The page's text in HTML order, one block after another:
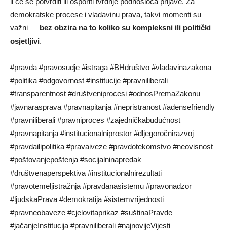
demokratske procese i vladavinu prava, takvi momenti su
važni — bez obzira na to koliko su kompleksni ili politički
osjetljivi.
#pravda #pravosudje #istraga #BHdruštvo #vladavinazakona
#politika #odgovornost #institucije #pravniliberali
#transparentnost #društveniprocesi #odnosPremaZakonu
#javnarasprava #pravnapitanja #nepristranost #adensefriendly
#pravniliberali #pravniproces #zajedničkabudućnost
#pravnapitanja #institucionalniprostor #dljegoročnirazvoj
#pravdailipolitika #pravaiveze #pravdotekomstvo #neovisnost
#poštovanjepoštenja #socijalninapredak
#društvenaperspektiva #institucionalnirezultati
#pravotemeljistražnja #pravdanasistemu #pravonadzor
#ljudskaPrava #demokratija #sistemvrijednosti
#pravneobaveze #cjelovitaprikaz #suštinaPravde
#jačanjeInstitucija #pravniliberali #najnovijeVijesti